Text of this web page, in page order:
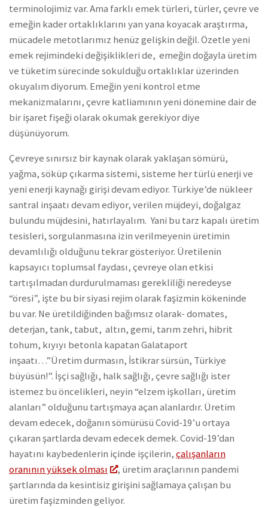
terminolojimiz var. Ama farklı emek türleri, türler, çevre ve
emeğin kader ortaklıklarını yan yana koyacak araştırma,
mücadele metotlarımız henüz gelişkin değil. Özetle yeni
emek rejimindeki değişiklikleri de, emeğin doğayla üretim
ve tüketim sürecinde sokulduğu ortaklıklar üzerinden
okuyalım diyorum. Emeğin yeni kontrol etme
mekanizmalarını, çevre katliamının yeni dönemine dair de
bir işaret fişeği olarak okumak gerekiyor diye
düşünüyorum.
Çevreye sınırsız bir kaynak olarak yaklaşan sömürü,
yağma, söküp çıkarma sistemi, sisteme her türlü enerji ve
yeni enerji kaynağı girişi devam ediyor. Türkiye’de nükleer
santral inşaatı devam ediyor, verilen müjdeyi, doğalgaz
bulundu müjdesini, hatırlayalım. Yani bu tarz kapalı üretim
tesisleri, sorgulanmasına izin verilmeyenin üretimin
devamlılığı olduğunu tekrar gösteriyor. Üretilenin
kapsayıcı toplumsal faydası, çevreye olan etkisi
tartışılmadan durdurulmaması gerekliliği neredeyse
“öresi”, işte bu bir siyasi rejim olarak faşizmin kökeninde
bu var. Ne üretildiğinden bağımsız olarak- domates,
deterjan, tank, tabut, altın, gemi, tarım zehri, hibrit
tohum, kıyıyı betonla kapatan Galataport
inşaatı…”Üretim durmasın, İstikrar sürsün, Türkiye
büyüsün!”. İşçi sağlığı, halk sağlığı, çevre sağlığı ister
istemez bu öncelikleri, neyin “elzem işkolları, üretim
alanları” olduğunu tartışmaya açan alanlardır. Üretim
devam edecek, doğanın sömürüsü Covid-19’u ortaya
çıkaran şartlarda devam edecek demek. Covid-19’dan
hayatını kaybedenlerin içinde işçilerin,çalışanların
oranının yüksek olması
, üretim araçlarının pandemi
şartlarında da kesintisiz girişini sağlamaya çalışan bu
üretim faşizminden geliyor.